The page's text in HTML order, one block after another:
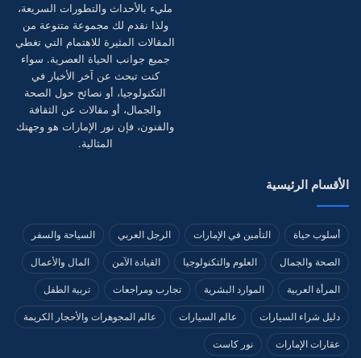
مليء بالأحداث والتطورات السريعة،
ولذا نقدم لك مجموعة متنوعة من
المقالات المثيرة للاهتمام التي تغطي
جميع جوانب الحياة العصرية. سواء
كنت تبحث عن آخر الأخبار في
التكنولوجيا، أو نصائح حول الصحة
والجمال، أو مقالات عن الثقافة
والفنون، فإن نور الإمارات هو وجهتك
المثالية.
الأقسام الرئيسية
أسلوب حياة التأمين في الإمارات الرجل العربي السياحة والسفر
الصحة والجمال العلوم والتكنولوجيا القيادة الآمن المال والأعمال
المرأة العربية الموارد البشرية تجارب ومراجعات تربية الطفل
دليل شراء السيارات عالم السيارات عالم المجوهرات والأحجار الكريمة
عقارات الإمارات نور كاست